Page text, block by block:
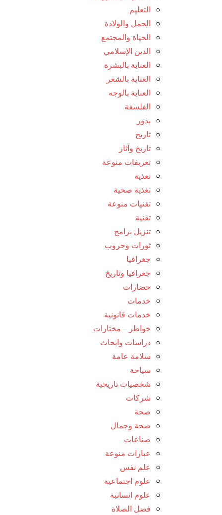
التعليم
الحمل والولادة
الحياة والمجتمع
الدين الإسلامي
العناية بالبشرة
العناية بالشعر
العناية بالوجه
الفلسفة
بذور
تاريخ
تاريخ وآثار
تعريفات منوعة
تغذية
تغذية صحية
تقنيات منوعة
تقنية
تنزيل برامج
ثورات وحروب
جغرافيا
جغرافيا وتاريخ
حضارات
خدمات
خدمات قانونية
خواطر – مختارات
دراسات وابحاث
سلامة عامة
سياحة
شخصيات تاريخية
شركات
صحة
صحة وجمال
صناعات
عبارات منوعة
علم نفس
علوم اجتماعية
علوم انسانية
فضل الصلاة